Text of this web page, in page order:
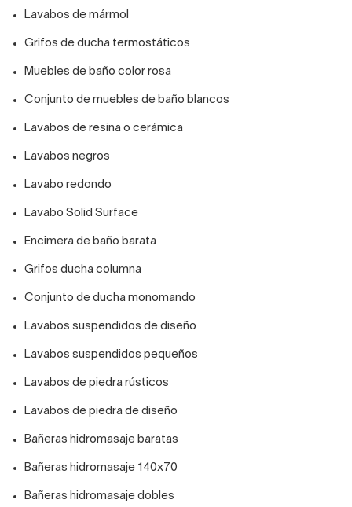
Lavabos de mármol
Grifos de ducha termostáticos
Muebles de baño color rosa
Conjunto de muebles de baño blancos
Lavabos de resina o cerámica
Lavabos negros
Lavabo redondo
Lavabo Solid Surface
Encimera de baño barata
Grifos ducha columna
Conjunto de ducha monomando
Lavabos suspendidos de diseño
Lavabos suspendidos pequeños
Lavabos de piedra rústicos
Lavabos de piedra de diseño
Bañeras hidromasaje baratas
Bañeras hidromasaje 140x70
Bañeras hidromasaje dobles